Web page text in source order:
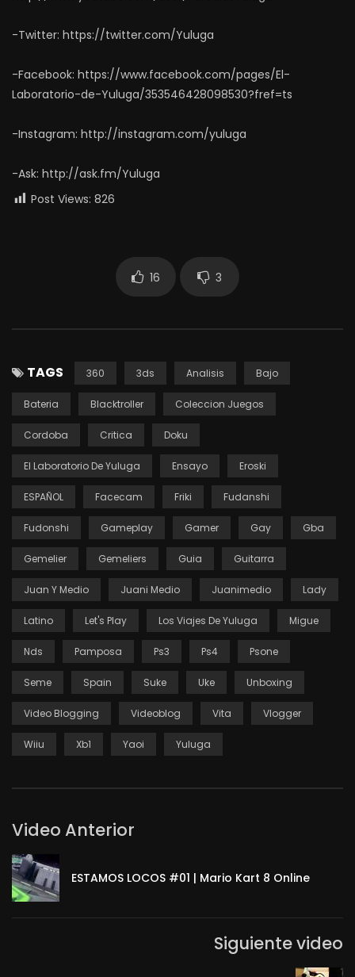
-Twitter: https://twitter.com/Yuluga
-Facebook: https://www.facebook.com/pages/El-
Laboratorio-de-Yuluga/353546428098530?fref=ts
-Instagram: http://instagram.com/yuluga
-Ask: http://ask.fm/Yuluga
Post Views: 826
16 3
TAGS 360 3ds Analisis Bajo
Bateria Blacktroller Coleccion Juegos
Cordoba Critica Doku
El Laboratorio De Yuluga Ensayo Eroski
ESPAÑOL Facecam Friki Fudanshi
Fudonshi Gameplay Gamer Gay Gba
Gemelier Gemeliers Guia Guitarra
Juan Y Medio Juani Medio Juanimedio Lady
Latino Let's Play Los Viajes De Yuluga Migue
Nds Pamposa Ps3 Ps4 Psone
Seme Spain Suke Uke Unboxing
Video Blogging Videoblog Vita Vlogger
Wiiu Xb1 Yaoi Yuluga
Video Anterior
ESTAMOS LOCOS #01 | Mario Kart 8 Online
Siguiente video